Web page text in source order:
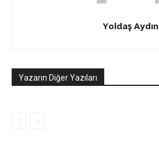
Yoldaş Aydın
Yazarın Diğer Yazıları